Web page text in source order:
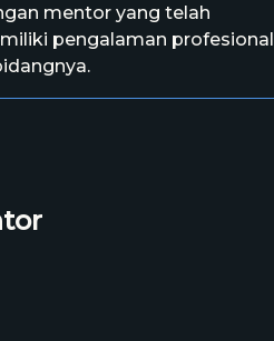
mentor yang telah
pengalaman profesional